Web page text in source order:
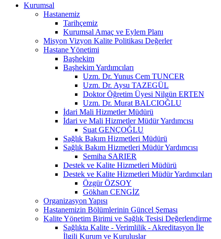
Kurumsal
Hastanemiz
Tarihçemiz
Kurumsal Amaç ve Eylem Planı
Misyon Vizyon Kalite Politikası Değerler
Hastane Yönetimi
Başhekim
Başhekim Yardımcıları
Uzm. Dr. Yunus Cem TUNCER
Uzm. Dr. Aysu TAZEGÜL
Doktor Öğretim Üyesi Nilgün ERTEN
Uzm. Dr. Murat BALCIOĞLU
İdari Mali Hizmetler Müdürü
İdari ve Mali Hizmetler Müdür Yardımcısı
Suat GENÇOĞLU
Sağlık Bakım Hizmetleri Müdürü
Sağlık Bakım Hizmetleri Müdür Yardımcısı
Semiha SARIER
Destek ve Kalite Hizmetleri Müdürü
Destek ve Kalite Hizmetleri Müdür Yardımcıları
Özgür ÖZSOY
Gökhan CENGİZ
Organizasyon Yapısı
Hastanemizin Bölümlerinin Güncel Şeması
Kalite Yönetim Birimi ve Sağlık Tesisi Değerlendirme
Sağlıkta Kalite - Verimlilik - Akreditasyon İle
İlgili Kurum ve Kuruluşlar